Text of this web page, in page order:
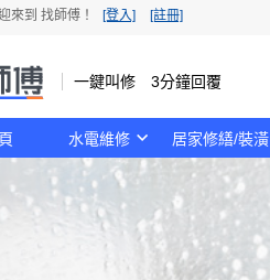
來到 找師傅！ [登入] [註冊]
一鍵叫修 3分鐘回覆
水電維修 居家修繕/裝潢